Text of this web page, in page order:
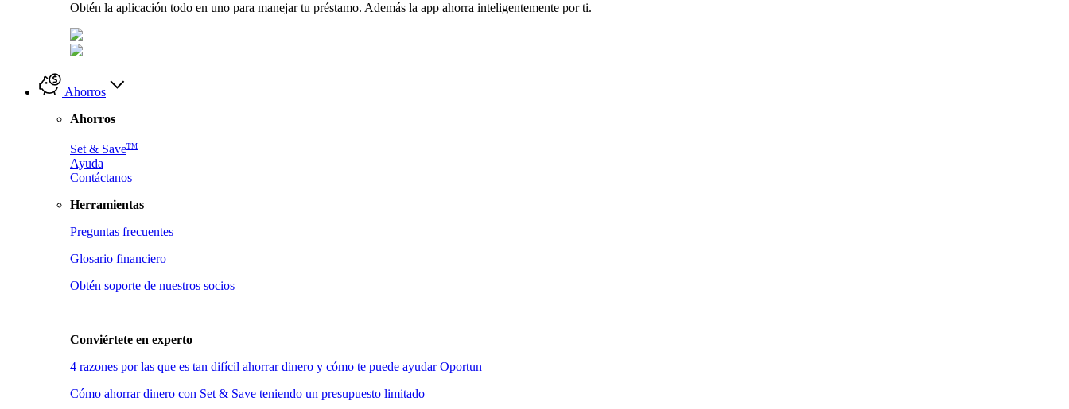
Obtén la aplicación todo en uno para manejar tu préstamo. Además la app ahorra inteligentemente por ti.
Ahorros
Ahorros
Set & SaveTM
Ayuda
Contáctanos
Herramientas
Preguntas frecuentes
Glosario financiero
Obtén soporte de nuestros socios
Conviértete en experto
4 razones por las que es tan difícil ahorrar dinero y cómo te puede ayudar Oportun
Cómo ahorrar dinero con Set & Save teniendo un presupuesto limitado